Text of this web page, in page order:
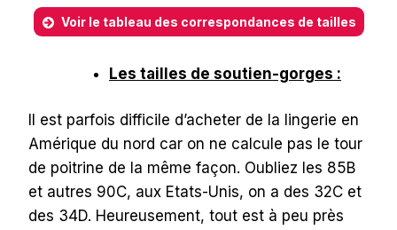
Voir le tableau des correspondances de tailles
Les tailles de soutien-gorges :
Il est parfois difficile d’acheter de la lingerie en
Amérique du nord car on ne calcule pas le tour
de poitrine de la même façon. Oubliez les 85B
et autres 90C, aux Etats-Unis, on a des 32C et
des 34D. Heureusement, tout est à peu près